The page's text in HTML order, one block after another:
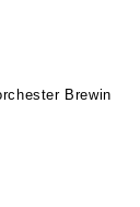
Brewin